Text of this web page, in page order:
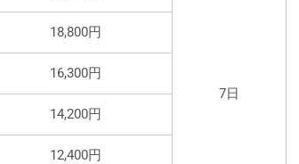
7日
18,800円
16,300円
14,200円
12,400円